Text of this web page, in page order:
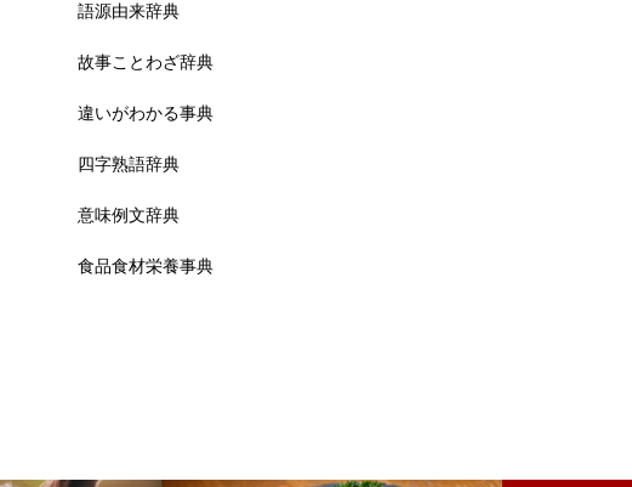
語源由来辞典
故事ことわざ辞典
違いがわかる事典
四字熟語辞典
意味例文辞典
食品食材栄養事典